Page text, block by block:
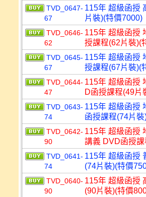
TVD_0647-
67
115年 超級函授
片裝)(特價7000)
TVD_0646-
62
115年 超級函授
授課程(62片裝)(
TVD_0645-
67
115年 超級函授
授課程(67片裝)(
TVD_0644-
47
115年 超級函授
D函授課程(49片
TVD_0643-
74
115年 超級函授
函授課程(74片
TVD_0642-
90
115年 超級函授
講義 DVD函授
TVD_0641-
74
115年 超級函授
(74片裝)(特價
TVD_0640-
90
115年 超級函授
(90片裝)(特價